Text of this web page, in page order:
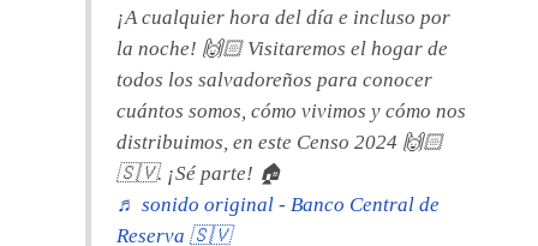
¡A cualquier hora del día e incluso por
la noche! 🙌🏻 Visitaremos el hogar de
todos los salvadoreños para conocer
cuántos somos, cómo vivimos y cómo nos
distribuimos, en este Censo 2024 🙌🏻
🇸🇻. ¡Sé parte! 🏠
♬ sonido original - Banco Central de
Reserva 🇸🇻